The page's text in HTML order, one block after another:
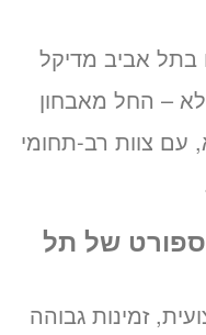
בתל אביב מדיקל
– החל מאבחון
עם צוות רב-תחומי
של תל
זמינות גבוהה